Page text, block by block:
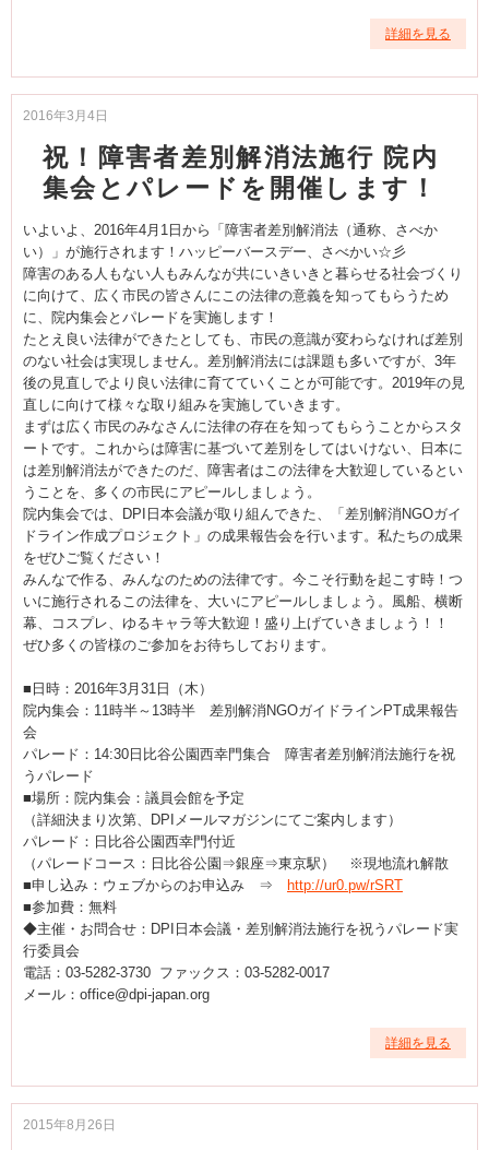
詳細を見る
2016年3月4日
祝！障害者差別解消法施行 院内
集会とパレードを開催します！
いよいよ、2016年4月1日から「障害者差別解消法（通称、さべか
い）」が施行されます！ハッピーバースデー、さべかい☆彡
障害のある人もない人もみんなが共にいきいきと暮らせる社会づくり
に向けて、広く市民の皆さんにこの法律の意義を知ってもらうため
に、院内集会とパレードを実施します！
たとえ良い法律ができたとしても、市民の意識が変わらなければ差別
のない社会は実現しません。差別解消法には課題も多いですが、3年
後の見直しでより良い法律に育てていくことが可能です。2019年の見
直しに向けて様々な取り組みを実施していきます。
まずは広く市民のみなさんに法律の存在を知ってもらうことからスタ
ートです。これからは障害に基づいて差別をしてはいけない、日本に
は差別解消法ができたのだ、障害者はこの法律を大歓迎しているとい
うことを、多くの市民にアピールしましょう。
院内集会では、DPI日本会議が取り組んできた、「差別解消NGOガイ
ドライン作成プロジェクト」の成果報告会を行います。私たちの成果
をぜひご覧ください！
みんなで作る、みんなのための法律です。今こそ行動を起こす時！つ
いに施行されるこの法律を、大いにアピールしましょう。風船、横断
幕、コスプレ、ゆるキャラ等大歓迎！盛り上げていきましょう！！
ぜひ多くの皆様のご参加をお待ちしております。
■日時：2016年3月31日（木）
院内集会：11時半～13時半 差別解消NGOガイドラインPT成果報告
会
パレード：14:30日比谷公園西幸門集合 障害者差別解消法施行を祝
うパレード
■場所：院内集会：議員会館を予定
（詳細決まり次第、DPIメールマガジンにてご案内します）
パレード：日比谷公園西幸門付近
（パレードコース：日比谷公園⇒銀座⇒東京駅） ※現地流れ解散
■申し込み：ウェブからのお申込み ⇒
http://ur0.pw/rSRT
■参加費：無料
◆主催・お問合せ：DPI日本会議・差別解消法施行を祝うパレード実
行委員会
電話：03-5282-3730 ファックス：03-5282-0017
メール：office@dpi-japan.org
詳細を見る
2015年8月26日